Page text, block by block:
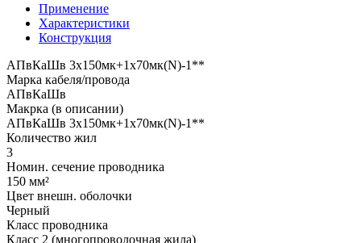
Применение
Характеристики
Конструкция
АПвКаШв 3x150мк+1x70мк(N)-1**
Марка кабеля/провода
АПвКаШв
Макрка (в описании)
АПвКаШв 3x150мк+1x70мк(N)-1**
Количество жил
3
Номин. сечение проводника
150 мм²
Цвет внешн. оболочки
Черный
Класс проводника
Класс 2 (многопроволочная жила)